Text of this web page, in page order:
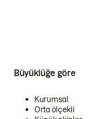
Büyüklüğe göre
Kurumsal
Orta ölçekli